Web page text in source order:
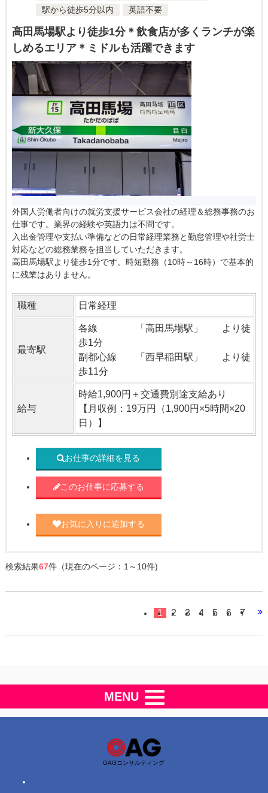
駅から徒歩5分以内
英語不要
高田馬場駅より徒歩1分＊飲食店が多くランチが楽
しめるエリア＊ミドルも活躍できます
外国人労働者向けの就労支援サービス会社の経理＆総務事務のお
仕事です。業界の経験や英語力は不問です。
入出金管理や支払い準備などの日常経理業務と勤怠管理や社労士
対応などの総務業務を担当していただきます。
高田馬場駅より徒歩1分です。時短勤務（10時～16時）で基本的
に残業はありません。
職種 日常経理
最寄駅
各線 「高田馬場駅」 より徒
歩1分
副都心線 「西早稲田駅」 より徒
歩11分
給与
時給1,900円＋交通費別途支給あり
【月収例：19万円（1,900円×5時間×20
日）】
お仕事の詳細を見る
このお仕事に応募する
お気に入りに追加する
検索結果67件（現在のページ：1～10件)
1 2 3 4 5 6 7
MENU
OAGコンサルティング